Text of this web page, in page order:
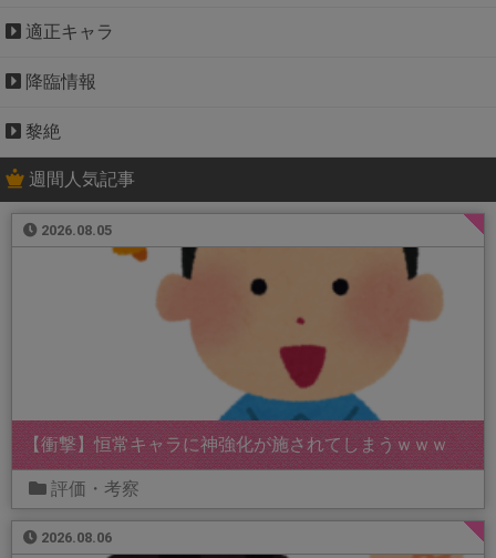
適正キャラ
降臨情報
黎絶
週間人気記事
2026.08.05
【衝撃】恒常キャラに神強化が施されてしまうｗｗｗ
評価・考察
2026.08.06